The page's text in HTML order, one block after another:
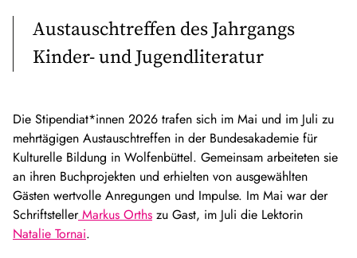
Austauschtreffen des Jahrgangs
Kinder- und Jugendliteratur
Die Stipendiat*innen 2026 trafen sich im Mai und im Juli zu
mehrtägigen Austauschtreffen in der Bundesakademie für
Kulturelle Bildung in Wolfenbüttel. Gemeinsam arbeiteten sie
an ihren Buchprojekten und erhielten von ausgewählten
Gästen wertvolle Anregungen und Impulse. Im Mai war der
SchriftstellerMarkus Orths zu Gast, im Juli die Lektorin
Natalie Tornai.